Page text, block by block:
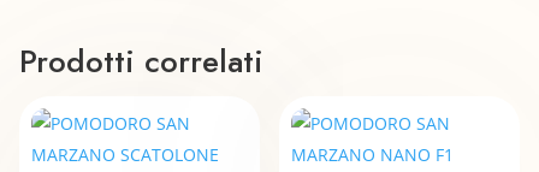
Prodotti correlati